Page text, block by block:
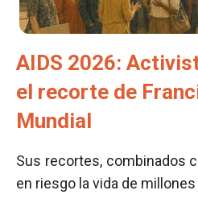
AIDS 2026:
el recorte de
Mundial
Sus recortes, combinados
en riesgo la vida de